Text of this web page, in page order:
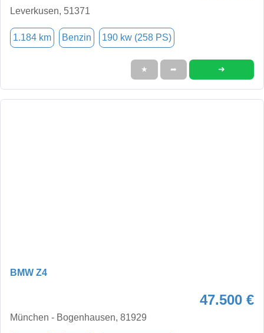
Leverkusen, 51371
1.184 km Benzin 190 kw (258 PS)
★ ➦ ➜
BMW Z4
47.500 €
München - Bogenhausen, 81929